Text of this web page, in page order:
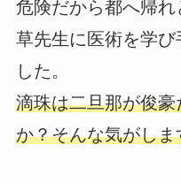
危険だから都へ帰
草先生に医術を学
した。
滴珠は二旦那が俊
か？そんな気がしま